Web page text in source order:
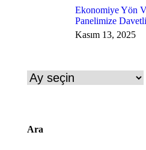
Ekonomiye Yön
Panelimize
Kasım 13, 2025
Arşivler
Ara